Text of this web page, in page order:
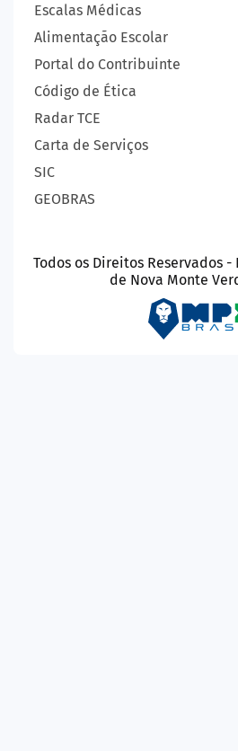
Escalas Médicas
Alimentação Escolar
Portal do Contribuinte
Código de Ética
Radar TCE
Carta de Serviços
SIC
GEOBRAS
Todos os Direitos Reservados
de Nova Monte